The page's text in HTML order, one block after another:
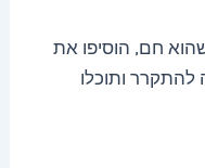
חם, הוסיפו את
להתקרר ותוכלו